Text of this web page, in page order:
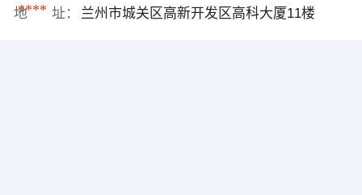
****
地 址： 兰州市城关区高新开发区高科大厦11楼